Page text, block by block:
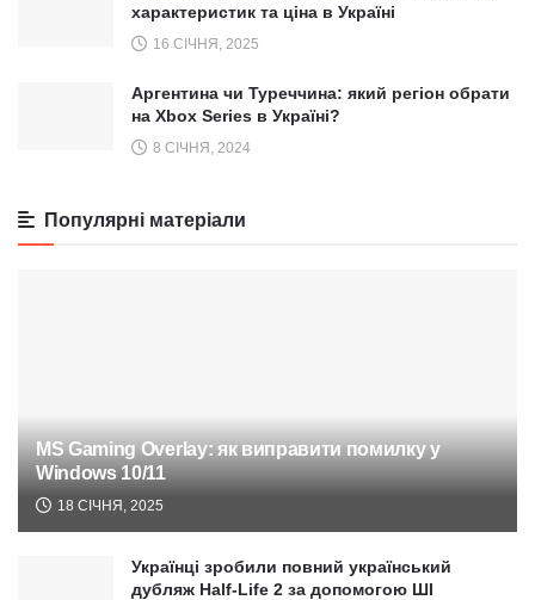
характеристик та ціна в Україні
16 СІЧНЯ, 2025
Аргентина чи Туреччина: який регіон обрати
на Xbox Series в Україні?
8 СІЧНЯ, 2024
Популярні матеріали
MS Gaming Overlay: як виправити помилку у
Windows 10/11
18 СІЧНЯ, 2025
Українці зробили повний український
дубляж Half-Life 2 за допомогою ШІ